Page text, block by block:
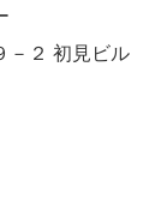
－２ 初見ビル